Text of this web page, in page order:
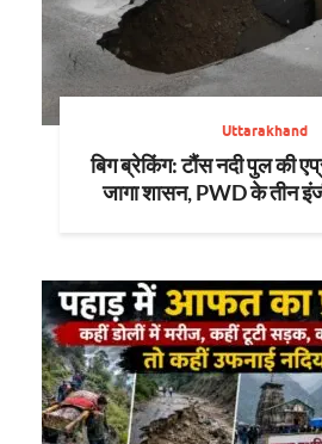
Uttarakhand
बिग ब्रेकिंग: टौंस नदी पुल की
जागा शासन, PWD के तीन